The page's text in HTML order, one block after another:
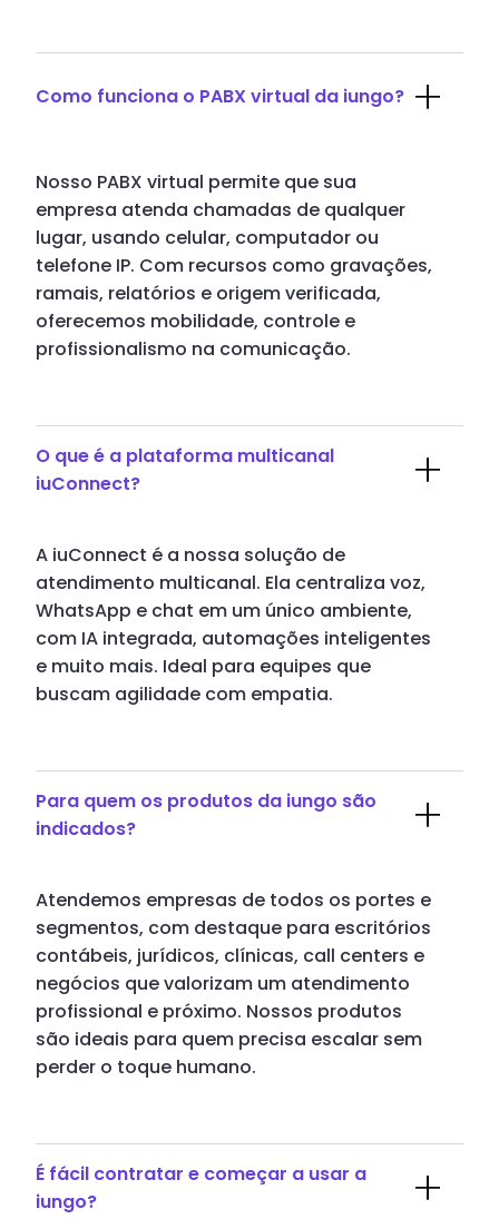
Como funciona o PABX virtual da iungo?
Nosso PABX virtual permite que sua
empresa atenda chamadas de qualquer
lugar, usando celular, computador ou
telefone IP. Com recursos como gravações,
ramais, relatórios e origem verificada,
oferecemos mobilidade, controle e
profissionalismo na comunicação.
O que é a plataforma multicanal
iuConnect?
A iuConnect é a nossa solução de
atendimento multicanal. Ela centraliza voz,
WhatsApp e chat em um único ambiente,
com IA integrada, automações inteligentes
e muito mais. Ideal para equipes que
buscam agilidade com empatia.
Para quem os produtos da iungo são
indicados?
Atendemos empresas de todos os portes e
segmentos, com destaque para escritórios
contábeis, jurídicos, clínicas, call centers e
negócios que valorizam um atendimento
profissional e próximo. Nossos produtos
são ideais para quem precisa escalar sem
perder o toque humano.
É fácil contratar e começar a usar a
iungo?